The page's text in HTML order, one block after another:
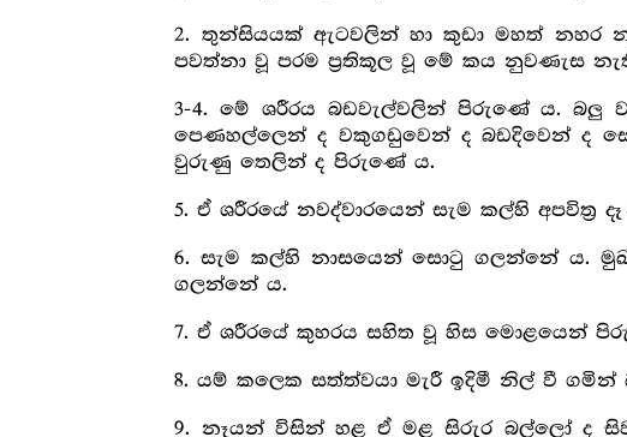
2. තුන්සියයක් ඇටවලින් හා කුඩා මහත් නහර
පවත්නා වූ පරම ප්‍ර‍තිකූල වූ මේ කය නුවණැස
3-4. මේ ශරීරය බඩවැල්වලින් පිරුණේ ය. බලු
පෙණහල්ලෙන් ද වකුගඩුවෙන් ද බඩදිවෙන් ද
වුරුණු තෙලින් ද පිරුණේ ය.
5. ඒ ශරීරයේ නවද්වාරයෙන් සැම කල්හි
6. සැම කල්හි නාසයෙන් සොටු ගලන්නේ ය.
ගලන්නේ ය.
7. ඒ ශරීරයේ කුහරය සහිත වූ හිස මොළයෙන්
8. යම් කලෙක සත්ත්වයා මැරී ඉදිමී නිල් වී ගමින්
9. නෑයන් විසින් හළ ඒ මළ සිරුර බල්ලෝ ද